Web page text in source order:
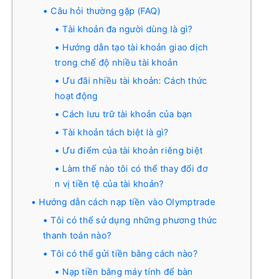
Câu hỏi thường gặp (FAQ)
Tài khoản đa người dùng là gì?
Hướng dẫn tạo tài khoản giao dịch
trong chế độ nhiều tài khoản
Ưu đãi nhiều tài khoản: Cách thức
hoạt động
Cách lưu trữ tài khoản của bạn
Tài khoản tách biệt là gì?
Ưu điểm của tài khoản riêng biệt
Làm thế nào tôi có thể thay đổi đơ
n vị tiền tệ của tài khoản?
Hướng dẫn cách nạp tiền vào Olymptrade
Tôi có thể sử dụng những phương thức
thanh toán nào?
Tôi có thể gửi tiền bằng cách nào?
Nạp tiền bằng máy tính để bàn